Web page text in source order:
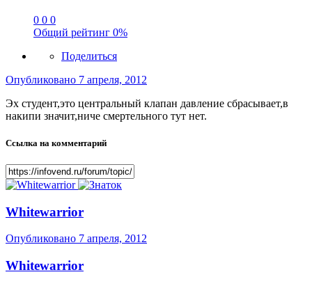
0 0 0
Общий рейтинг 0%
Поделиться
Опубликовано 7 апреля, 2012
Эх студент,это центральный клапан давление сбрасывает,в
накипи значит,ниче смертельного тут нет.
Ссылка на комментарий
Whitewarrior
Опубликовано 7 апреля, 2012
Whitewarrior